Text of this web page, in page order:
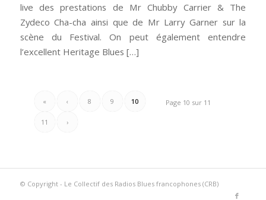
live des prestations de Mr Chubby Carrier & The
Zydeco Cha-cha ainsi que de Mr Larry Garner sur la
scène du Festival. On peut également entendre
l’excellent Heritage Blues […]
Page 10 sur 11
« ‹ 8 9 10
11 ›
© Copyright - Le Collectif des Radios Blues francophones (CRB)